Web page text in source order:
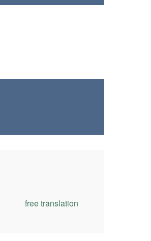
free translation